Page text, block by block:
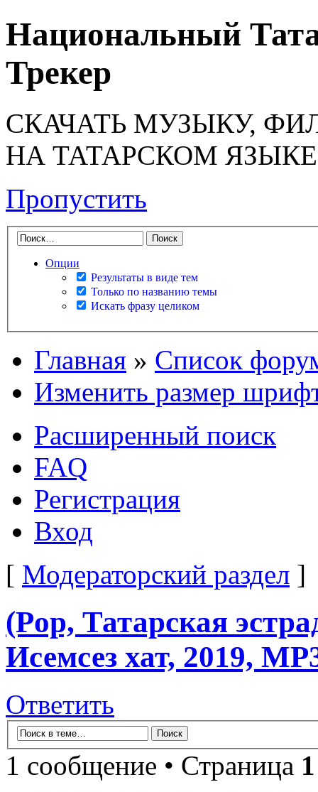
Национальный
Трекер
СКАЧАТЬ МУЗЫКУ,
НА ТАТАРСКОМ ЯЗЫКЕ
Пропустить
Опции
Результаты в виде тем
Только по названию темы
Искать фразу целиком
Главная » Список
Изменить размер
Расширенный поиск
FAQ
Регистрация
Вход
[ Модераторский раздел ]
(Pop, Татарская
Исемсез хат, 2019,
Ответить
1 сообщение • Страница 1